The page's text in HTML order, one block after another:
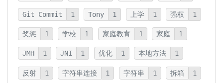
Git Commit 1 Tony 1 上学 1 强权 1
奖惩 1 学校 1 家庭教育 1 家庭 1
JMH 1 JNI 1 优化 1 本地方法 1
反射 1 字符串连接 1 字符串 1 拆箱 1